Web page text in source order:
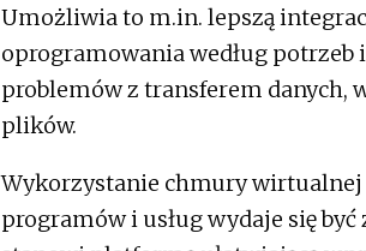
Umożliwia to m.in. lepszą
oprogramowania według
problemów z transferem danych,
plików.
Wykorzystanie chmury
programów i usług wydaje się